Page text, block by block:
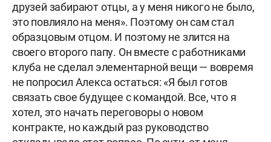
друзей забирают отцы, а у меня никого не было,
это повлияло на меня». Поэтому он сам стал
образцовым отцом. И поэтому не злится на
своего второго папу. Он вместе с работниками
клуба не сделал элементарной вещи — вовремя
не попросил Алекса остаться: «Я был готов
связать свое будущее с командой. Все, что я
хотел, это начать переговоры о новом
контракте, но каждый раз руководство